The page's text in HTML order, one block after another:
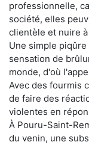
professionnelle,
société, elles
clientèle et nuire
Une simple
sensation de
monde, d'où
Avec des fourmis
de faire des
violentes en
À Pouru-Saint-
du venin, une